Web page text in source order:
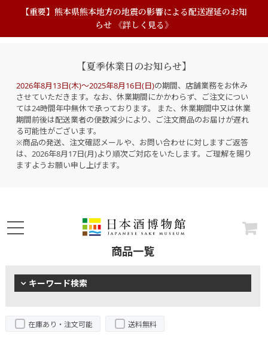
【重要】熊本県熊本地方の地震の影響による配送遅延のお知
らせ 《詳しく見る》
【夏季休業日のお知らせ】
2026年8月13日(木)～2025年8月16日(日)の期間、店舗業務をお休み
させていただきます。なお、休業期間にかかわらず、ご注文につい
ては24時間年中無休で承っております。 また、休業期間中又は休業
期間前後は配送業者の便数減少により、ご注文商品のお届けが遅れ
る可能性がございます。
※商品の発送、注文確認メールや、お問い合わせに対しますご返答
は、2026年8月17日(月)より順次ご対応をいたします。ご理解を賜り
ますようお願い申し上げます。
商品一覧
キーワード検索
在庫あり・注文可能 送料無料